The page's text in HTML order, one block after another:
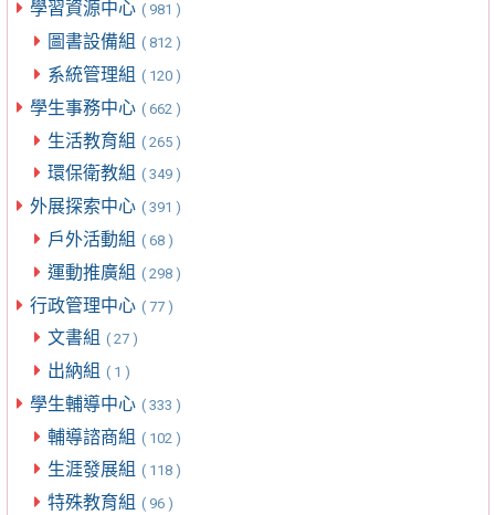
學習資源中心 ( 981 )
圖書設備組 ( 812 )
系統管理組 ( 120 )
學生事務中心 ( 662 )
生活教育組 ( 265 )
環保衛教組 ( 349 )
外展探索中心 ( 391 )
戶外活動組 ( 68 )
運動推廣組 ( 298 )
行政管理中心 ( 77 )
文書組 ( 27 )
出納組 ( 1 )
學生輔導中心 ( 333 )
輔導諮商組 ( 102 )
生涯發展組 ( 118 )
特殊教育組 ( 96 )